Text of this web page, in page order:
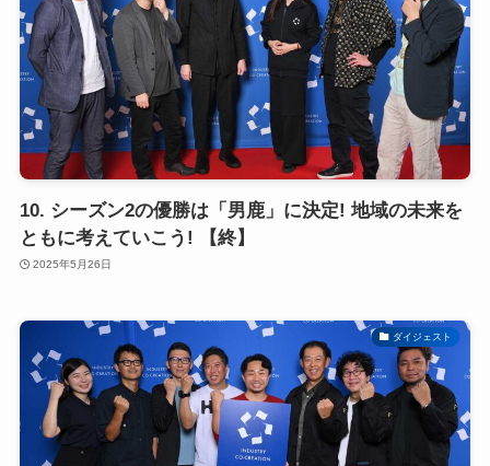
10. シーズン2の優勝は「男鹿」に決定! 地域の未来を
ともに考えていこう! 【終】
2025年5月26日
ダイジェスト